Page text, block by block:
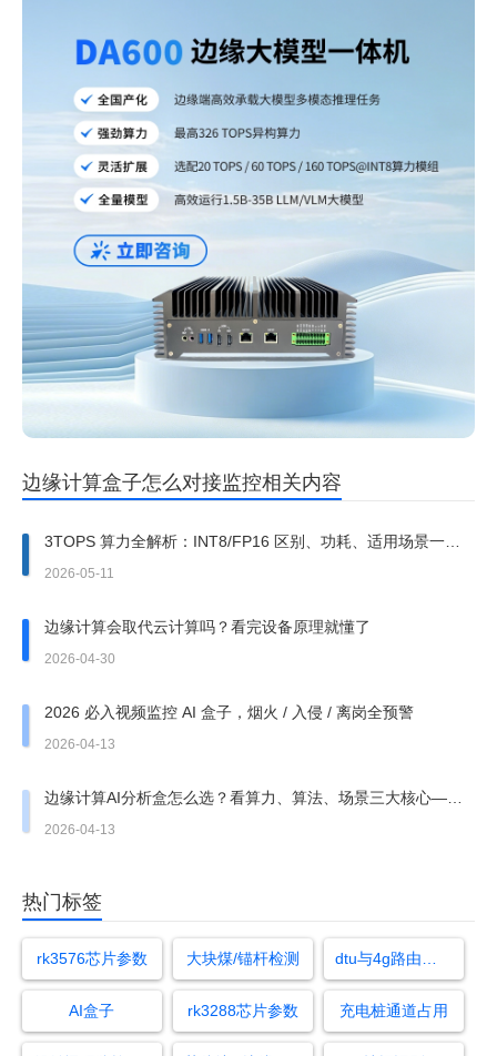
边缘计算盒子怎么对接监控相关内容
3TOPS 算力全解析：INT8/FP16 区别、功耗、适用场景一文
讲透
2026-05-11
边缘计算会取代云计算吗？看完设备原理就懂了
2026-04-30
2026 必入视频监控 AI 盒子，烟火 / 入侵 / 离岗全预警
2026-04-13
边缘计算AI分析盒怎么选？看算力、算法、场景三大核心——
万物纵横选型全指南
2026-04-13
热门标签
rk3576芯片参数 大块煤/锚杆检测
AI盒子 rk3288芯片参数 充电桩通道占用